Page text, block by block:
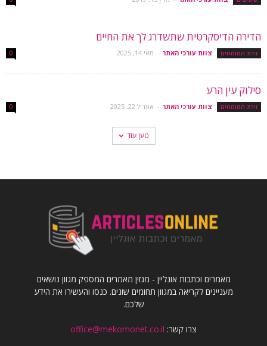
הדירה הדיסקרטית שתשדרג לך את החיים
זירת המומחים צוות עורכי האתר - מאי 14, 2025 0
סילוק עין הרע
זירת המומחים צוות עורכי האתר - אפריל 22, 2025 0
טען עוד
מאמרים וכתבות אונליין - מגזין מאמרים המספק מגוון נושאים
מעניינים לקריאה במגוון תחומים שונים. כנסו והעשירו את הידע
שלכם.
צרו קשר: office@mekomonet.co.il